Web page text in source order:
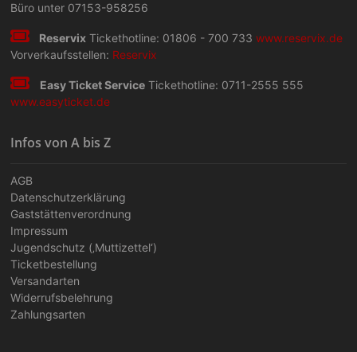
Büro unter 07153-958256
ReservixTickethotline: 01806 - 700 733 www.reservix.de
Vorverkaufsstellen: Reservix
Easy Ticket ServiceTickethotline: 0711-2555 555
www.easyticket.de
Infos von A bis Z
AGB
Datenschutzerklärung
Gaststättenverordnung
Impressum
Jugendschutz (‚Muttizettel‘)
Ticketbestellung
Versandarten
Widerrufsbelehrung
Zahlungsarten